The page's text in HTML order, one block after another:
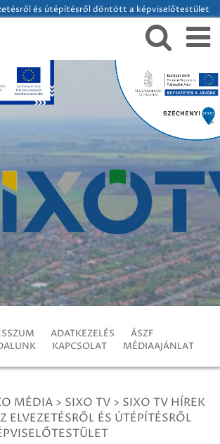
és útépítésről döntött a képviselőtestület
ADATKEZELÉS
ÁSZF
KAPCSOLAT MÉDIAAJÁNLAT
MÉDIA > SIXO TV > SIXO TV HÍREK
ELVEZETÉSRŐL ÉS ÚTÉPÍTÉSRŐL